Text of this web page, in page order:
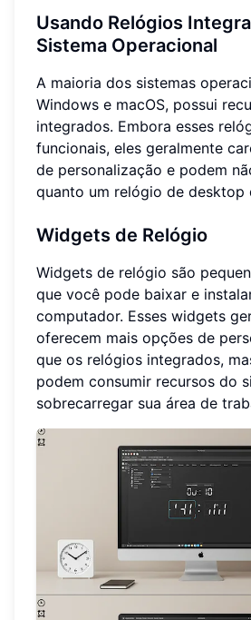
Usando Relógios
Sistema Operacional
A maioria dos sistemas
Windows e macOS, possui
integrados. Embora esses
funcionais, eles geralmente
de personalização e podem
quanto um relógio de desktop
Widgets de Relógio
Widgets de relógio são
que você pode baixar e
computador. Esses widgets
oferecem mais opções de
que os relógios integrados,
podem consumir recursos do
sobrecarregar sua área de